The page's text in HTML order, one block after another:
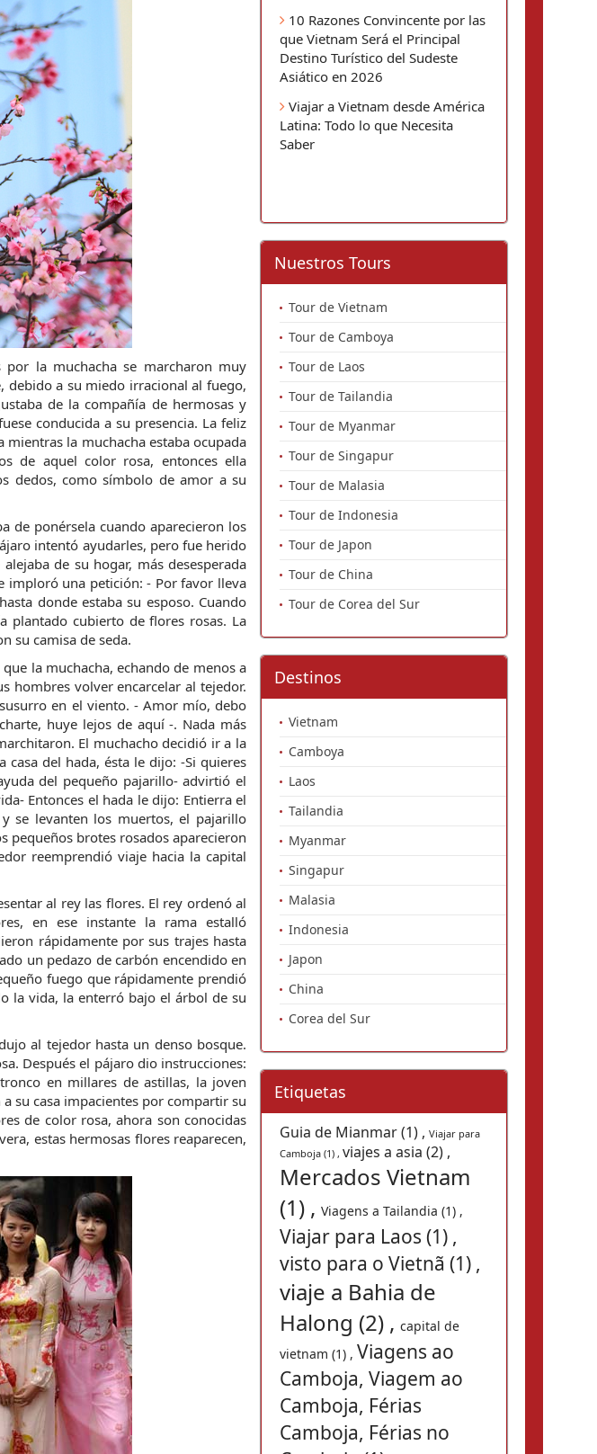
la muchacha se marcharon muy
debido a su miedo irracional al fuego,
de la compañía de hermosas y
conducida a su presencia. La feliz
la muchacha estaba ocupada
de aquel color rosa, entonces ella
dedos, como símbolo de amor a su
de ponérsela cuando aparecieron los
intentó ayudarles, pero fue herido
de su hogar, más desesperada
imploró una petición: - Por favor lleva
donde estaba su esposo. Cuando
plantado cubierto de flores rosas. La
su camisa de seda.
la muchacha, echando de menos a
hombres volver encarcelar al tejedor.
en el viento. - Amor mío, debo
huye lejos de aquí -. Nada más
El muchacho decidió ir a la
del hada, ésta le dijo: -Si quieres
del pequeño pajarillo- advirtió el
Entonces el hada le dijo: Entierra el
se levanten los muertos, el pajarillo
pequeños brotes rosados aparecieron
reemprendió viaje hacia la capital
al rey las flores. El rey ordenó al
en ese instante la rama estalló
rápidamente por sus trajes hasta
un pedazo de carbón encendido en
fuego que rápidamente prendió
la vida, la enterró bajo el árbol de su
al tejedor hasta un denso bosque.
Después el pájaro dio instrucciones:
en millares de astillas, la joven
su casa impacientes por compartir su
de color rosa, ahora son conocidas
estas hermosas flores reaparecen,
10 Razones Convincente por las
que Vietnam Será el Principal
Destino Turístico del Sudeste
Asiático en 2026
Viajar a Vietnam desde América
Latina: Todo lo que Necesita
Saber
Nuestros Tours
Tour de Vietnam
Tour de Camboya
Tour de Laos
Tour de Tailandia
Tour de Myanmar
Tour de Singapur
Tour de Malasia
Tour de Indonesia
Tour de Japon
Tour de China
Tour de Corea del Sur
Destinos
Vietnam
Camboya
Laos
Tailandia
Myanmar
Singapur
Malasia
Indonesia
Japon
China
Corea del Sur
Etiquetas
Guia de Mianmar (1) , Viajar para
Camboja (1) , viajes a asia (2) ,
Mercados Vietnam
(1) , Viagens a Tailandia (1) ,
Viajar para Laos (1) ,
visto para o Vietnã (1) ,
viaje a Bahia de
Halong (2) , capital de
vietnam (1) , Viagens ao
Camboja, Viagem ao
Camboja, Férias
Camboja, Férias no